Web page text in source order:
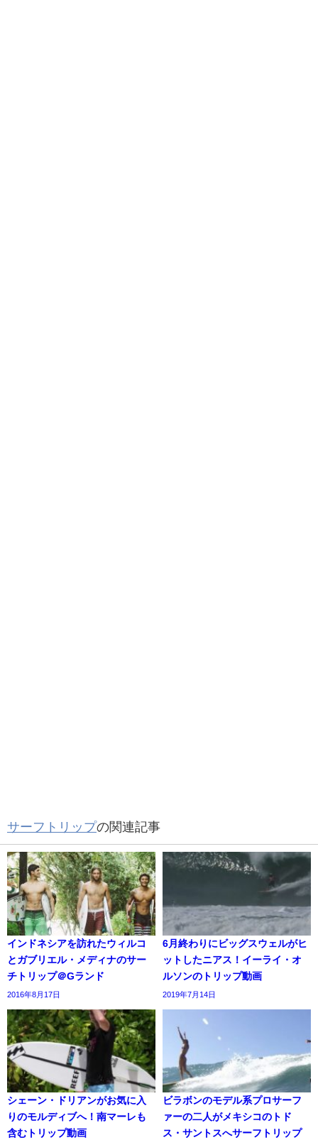
サーフトリップの関連記事
インドネシアを訪れたウィルコ
とガブリエル・メディナのサー
チトリップ＠Gランド
2016年8月17日
6月終わりにビッグスウェルがヒ
ットしたニアス！イーライ・オ
ルソンのトリップ動画
2019年7月14日
シェーン・ドリアンがお気に入
りのモルディブへ！南マーレも
含むトリップ動画
ビラボンのモデル系プロサーフ
ァーの二人がメキシコのトド
ス・サントスへサーフトリップ